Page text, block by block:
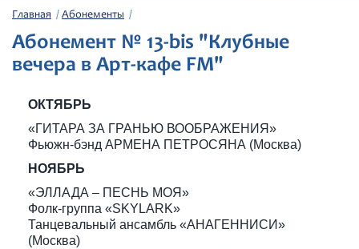
Филармония
Афиша
Фестивали
Абонементы
Новости
Контакты
Главная Абонементы
Абонемент № 13-bis "Клубные
вечера в Арт-кафе FM"
ОКТЯБРЬ
«ГИТАРА ЗА ГРАНЬЮ ВООБРАЖЕНИЯ»
Фьюжн-бэнд АРМЕНА ПЕТРОСЯНА (Москва)
НОЯБРЬ
«ЭЛЛАДА – ПЕСНЬ МОЯ»
Фолк-группа «SKYLARK»
Танцевальный ансамбль «АНАГЕННИСИ»
(Москва)